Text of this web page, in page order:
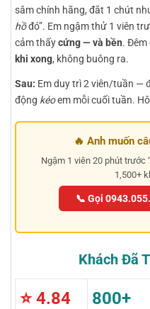
sâm chính hãng, đắt 1 chút
hồđó”. Em ngậm thử 1 viên
cảm thấycứng — và bền. Đêm
khi xong, không buông ra.
Sau: Em duy trì 2 viên/tuần —
động kéoem mỗi cuối tuần.
🔥 Anh muốn
Ngậm 1 viên 20 phút trước
1,500+
📞 Gọi
Khách Đã
⭐ 4.84 800+